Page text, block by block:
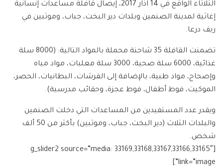
الثلاثاء الواقع في 14 آذار 2017، إيصال قافلة مساعدات إنسانية
إغاثية لمدينة الصنمين وبلدات دير البخت، جباب، وموثبين في
ريف درعا.
تضمنت القافلة 35 شاحنة محملة بالمواد التالية: (8000 سلة
غذائية، 6000 سلة صحية، 3000 سلة معلبات، مواد مياه
وإصحاح، مواد طبية، بالإضافة إلى الفرشات، البطانيات، الحصر،
الموكيت، فوط أطفال، فوط عجزة، وحقائب مدرسية).
ويقدر عدد المستفيدين من المساعدات التي دخلت الصنمين
والبلدات الثلاث (دير البخت، جباب، وموثبين) بأكثر من 50 ألف
شخص.
[g_slider2 source=”media: 33169,33168,33167,33166,33165″
link=”image”]